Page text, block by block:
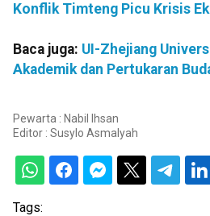
Konflik Timteng Picu Krisis
Baca juga: UI-Zhejiang
Akademik dan Pertukaran
Pewarta : Nabil Ihsan
Editor : Susylo Asmalyah
Tags: